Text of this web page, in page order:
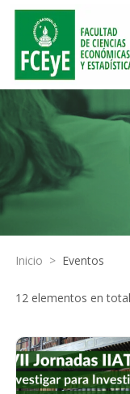
Inicio > Eventos
12 elementos en